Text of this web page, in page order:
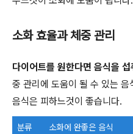
소화 효율과 체중 관리
다이어트를 원한다면 음식을 섭
중 관리에 도움이 될 수 있는
음식은 피하느것이 좋습니다.
분류 소화에 완좋은 음식